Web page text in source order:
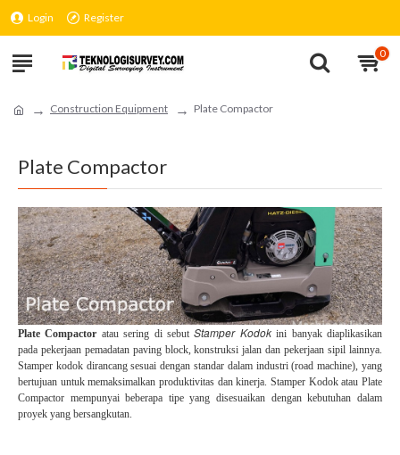
Login Register
0
Construction Equipment Plate Compactor
Plate Compactor
Plate Compactor atau sering di sebutStamper Kodokini banyak diaplikasikan
pada pekerjaan pemadatan paving block, konstruksi jalan dan pekerjaan sipil lainnya.
Stamper kodok dirancang sesuai dengan standar dalam industri (road machine), yang
bertujuan untuk memaksimalkan produktivitas dan kinerja. Stamper Kodok atau Plate
Compactor mempunyai beberapa tipe yang disesuaikan dengan kebutuhan dalam
proyek yang bersangkutan.